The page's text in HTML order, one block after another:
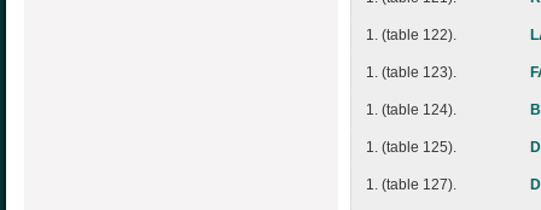
1. (table 122).
1. (table 123).
1. (table 124).
1. (table 125).
1. (table 127).